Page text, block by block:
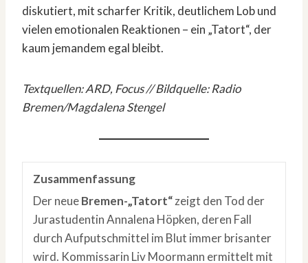
diskutiert, mit scharfer Kritik, deutlichem Lob und
vielen emotionalen Reaktionen – ein „Tatort“, der
kaum jemandem egal bleibt.
Textquellen: ARD, Focus // Bildquelle: Radio
Bremen/Magdalena Stengel
Zusammenfassung
Der neueBremen-„Tatort“zeigt den Tod der
Jurastudentin Annalena Höpken, deren Fall
durch Aufputschmittel im Blut immer brisanter
wird. Kommissarin Liv Moormann ermittelt mit